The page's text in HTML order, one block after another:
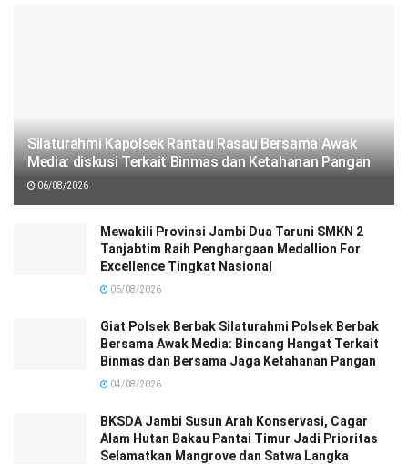
Silaturahmi Kapolsek Rantau Rasau Bersama Awak
Media: diskusi Terkait Binmas dan Ketahanan Pangan
06/08/2026
Mewakili Provinsi Jambi Dua Taruni SMKN 2
Tanjabtim Raih Penghargaan Medallion For
Excellence Tingkat Nasional
06/08/2026
Giat Polsek Berbak Silaturahmi Polsek Berbak
Bersama Awak Media: Bincang Hangat Terkait
Binmas dan Bersama Jaga Ketahanan Pangan
04/08/2026
BKSDA Jambi Susun Arah Konservasi, Cagar
Alam Hutan Bakau Pantai Timur Jadi Prioritas
Selamatkan Mangrove dan Satwa Langka